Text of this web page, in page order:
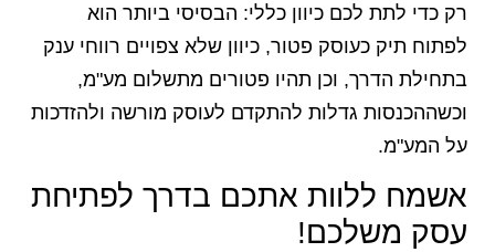
רק כדי לתת לכם כיוון כללי: הבסיסי ביותר הוא
לפתוח תיק כעוסק פטור, כיוון שלא צפויים רווחי ענק
בתחילת הדרך, וכן תהיו פטורים מתשלום מע"מ,
וכשההכנסות גדלות להתקדם לעוסק מורשה ולהזדכות
על המע"מ.
אשמח ללוות אתכם בדרך לפתיחת
עסק משלכם!